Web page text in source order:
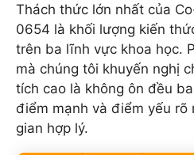
Thách thức lớn nhất của
0654 là khối lượng kiến
trên ba lĩnh vực khoa học.
mà chúng tôi khuyến nghị
tích cao là không ôn đều
điểm mạnh và điểm yếu rõ
gian hợp lý.